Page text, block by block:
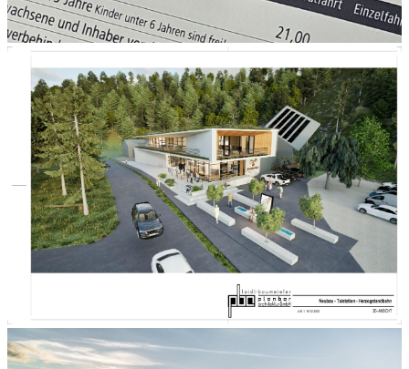
Preise Sommer und Winter
Fahrpreise
Nachhaltig. Effizient. Barrierefrei